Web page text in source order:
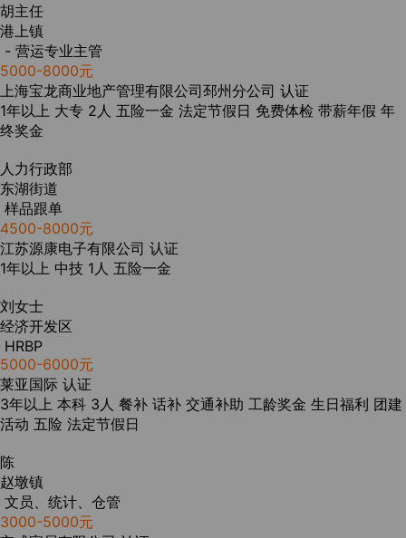
胡主任
港上镇
- 营运专业主管
5000-8000元
上海宝龙商业地产管理有限公司邳州分公司 认证
1年以上 大专 2人 五险一金 法定节假日 免费体检 带薪年假 年
终奖金
人力行政部
东湖街道
样品跟单
4500-8000元
江苏源康电子有限公司 认证
1年以上 中技 1人 五险一金
刘女士
经济开发区
HRBP
5000-6000元
莱亚国际 认证
3年以上 本科 3人 餐补 话补 交通补助 工龄奖金 生日福利 团建
活动 五险 法定节假日
陈
赵墩镇
文员、统计、仓管
3000-5000元